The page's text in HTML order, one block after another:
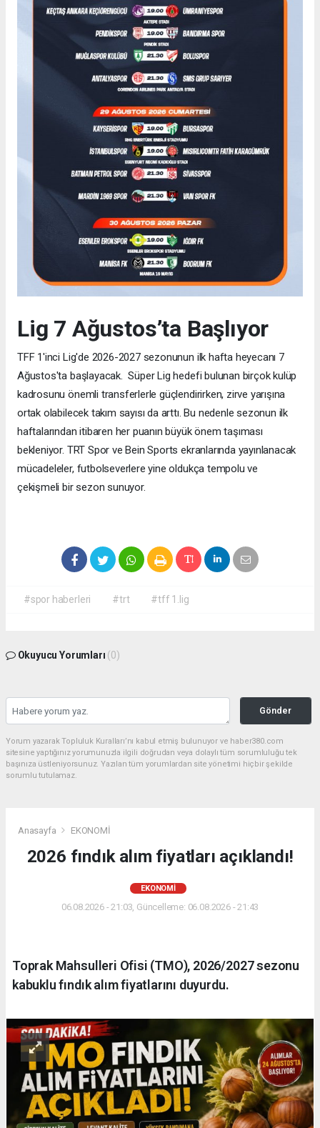
Lig 7 Ağustos’ta Başlıyor
TFF 1'inci Lig'de 2026-2027 sezonunun ilk hafta heyecanı 7
Ağustos'ta başlayacak. Süper Lig hedefi bulunan birçok kulüp
kadrosunu önemli transferlerle güçlendirirken, zirve yarışına
ortak olabilecek takım sayısı da arttı. Bu nedenle sezonun ilk
haftalarından itibaren her puanın büyük önem taşıması
bekleniyor. TRT Spor ve Bein Sports ekranlarında yayınlanacak
mücadeleler, futbolseverlere yine oldukça tempolu ve
çekişmeli bir sezon sunuyor.
#spor haberleri #trt #tff 1.lig
Okuyucu Yorumları (0)
Gönder
Yorum yazarak Topluluk Kuralları’nı kabul etmiş bulunuyor ve haber380.com
sitesine yaptığınız yorumunuzla ilgili doğrudan veya dolaylı tüm sorumluluğu tek
başınıza üstleniyorsunuz. Yazılan tüm yorumlardan site yönetimi hiçbir şekilde
sorumlu tutulamaz.
Anasayfa EKONOMİ
2026 fındık alım fiyatları açıklandı!
EKONOMİ
06.08.2026 - 21:03, Güncelleme: 06.08.2026 - 21:43
Toprak Mahsulleri Ofisi (TMO), 2026/2027 sezonu
kabuklu fındık alım fiyatlarını duyurdu.